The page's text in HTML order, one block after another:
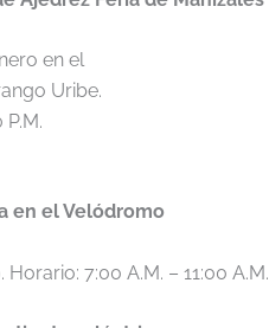
en el
Uribe.
en el Velódromo
7:00 A.M. – 11:00 A.M.